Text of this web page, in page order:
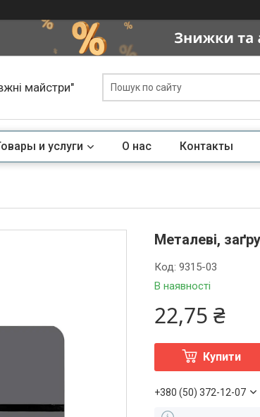
майстри"
и услуги О нас Контакты
Металеві,
В наявності
Код:9315-03
22,75 ₴
Купити
+380 (50) 372-12-07